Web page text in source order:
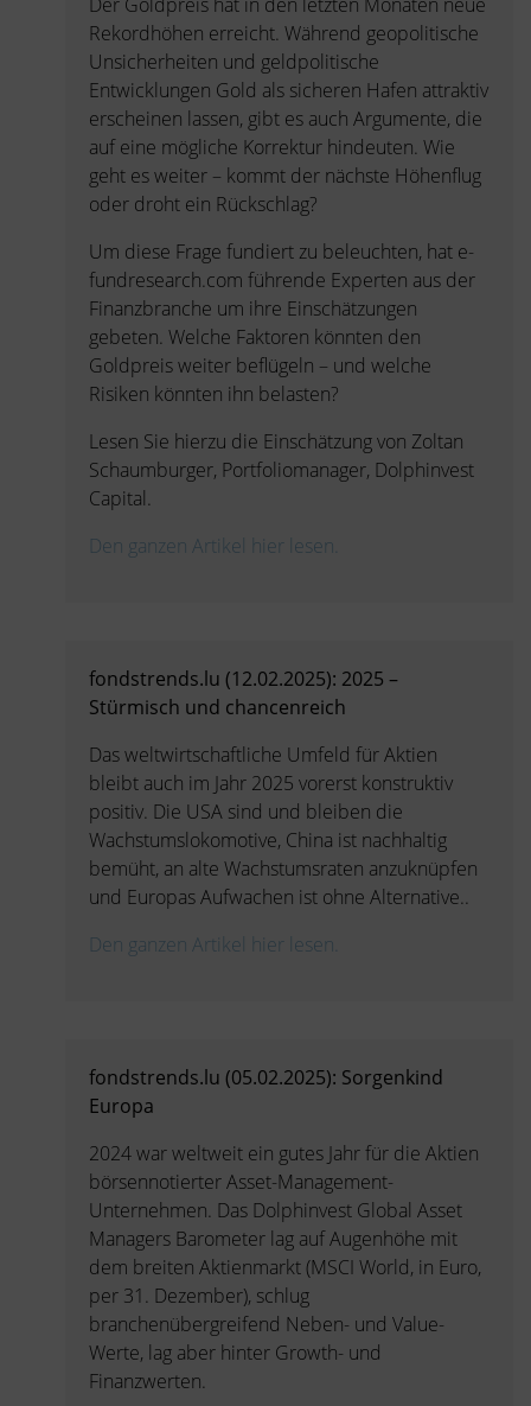
Rekordhöhen erreicht. Während geopolitische
Unsicherheiten und geldpolitische
Entwicklungen Gold als sicheren Hafen attraktiv
erscheinen lassen, gibt es auch Argumente, die
auf eine mögliche Korrektur hindeuten. Wie
geht es weiter – kommt der nächste Höhenflug
oder droht ein Rückschlag?
Um diese Frage fundiert zu beleuchten, hat e-
fundresearch.com führende Experten aus der
Finanzbranche um ihre Einschätzungen
gebeten. Welche Faktoren könnten den
Goldpreis weiter beflügeln – und welche
Risiken könnten ihn belasten?
Lesen Sie hierzu die Einschätzung von Zoltan
Schaumburger, Portfoliomanager, Dolphinvest
Capital.
Den ganzen Artikel hier lesen.
fondstrends.lu (12.02.2025): 2025 –
Stürmisch und chancenreich
Das weltwirtschaftliche Umfeld für Aktien
bleibt auch im Jahr 2025 vorerst konstruktiv
positiv. Die USA sind und bleiben die
Wachstumslokomotive, China ist nachhaltig
bemüht, an alte Wachstumsraten anzuknüpfen
und Europas Aufwachen ist ohne Alternative..
Den ganzen Artikel hier lesen.
fondstrends.lu (05.02.2025): Sorgenkind
Europa
2024 war weltweit ein gutes Jahr für die Aktien
börsennotierter Asset-Management-
Unternehmen. Das Dolphinvest Global Asset
Managers Barometer lag auf Augenhöhe mit
dem breiten Aktienmarkt (MSCI World, in Euro,
per 31. Dezember), schlug
branchenübergreifend Neben- und Value-
Werte, lag aber hinter Growth- und
Finanzwerten.